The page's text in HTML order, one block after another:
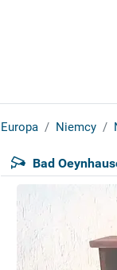
Europa Niemcy
Bad